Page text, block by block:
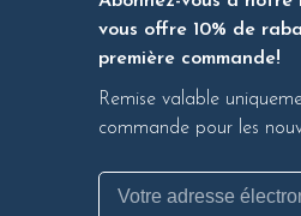
vous offre 10% de
première commande!
Remise valable
commande pour les